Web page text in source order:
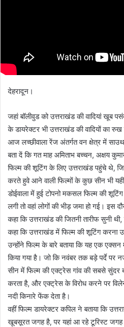
देहरादून।
जहां बॉलीवुड को उत्तराखंड की वादियां खूब
के डायरेक्टर भी उत्तराखंड की वादियों का
आज लच्छीवाला रेंज अंतर्गत वन क्षेत्र में
बता दें कि गत माह अमिताभ बच्चन, अक्षय
फिल्म की शूटिंग के लिए उत्तराखंड पहुंचे थे,
करते हुवे आने वाली फिल्मों के कुछ सीन भी यहीं
डोईवाला में हुई टोपनो मकसल फिल्म की
लगी तो वहां लोगों की भीड़ जमा हो गई। इस
कहा कि उत्तराखंड की जितनी तारीफ सुनी
कहा कि उत्तराखंड में फिल्म की शूटिंग करना
उन्होंने फिल्म के बारे बताया कि यह एक
किया गया है। जो कि नवंबर तक बड़े पर्दे
सीन में फिल्म की एक्ट्रेस गांव की सबसे सुंदर
करता है, और एक्ट्रेस के विरोध करने पर
नदी किनारे फेंक देता है।
वहीं फिल्म डायरेक्टर कपिल ने बताया कि
खूबसूरत जगह है, पर यहां आ रहे टूरिस्ट जगह